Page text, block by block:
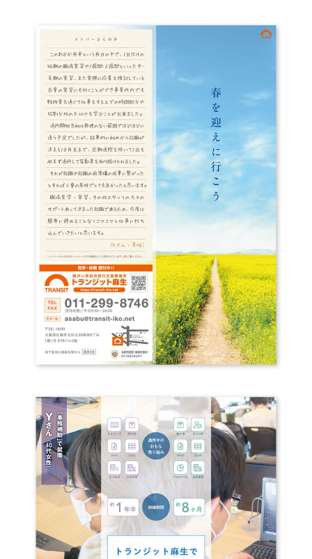
Q&A
雇用をお考えの企業様へ
プライバシーポリシー
お問い合わせ
お問い合わせ
見学・体験のお申し込み
各種SNS
資料請求
採用情報